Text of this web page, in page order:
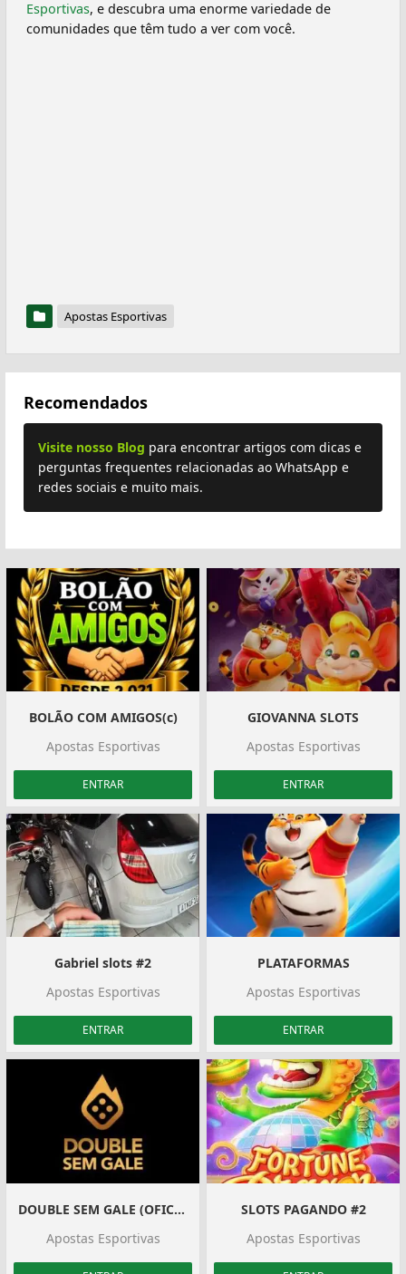
Esportivas, e descubra uma enorme variedade de
comunidades que têm tudo a ver com você.
Apostas Esportivas
Recomendados
Visite nosso Blog para encontrar artigos com dicas e
perguntas frequentes relacionadas ao WhatsApp e
redes sociais e muito mais.
Plus
BOLÃO COM AMIGOS(c)
Apostas Esportivas
ENTRAR
GIOVANNA SLOTS
Apostas Esportivas
ENTRAR
Gabriel slots #2
Apostas Esportivas
ENTRAR
PLATAFORMAS
Apostas Esportivas
ENTRAR
DOUBLE SEM GALE (OFICIAL)
Apostas Esportivas
SLOTS PAGANDO #2
Apostas Esportivas